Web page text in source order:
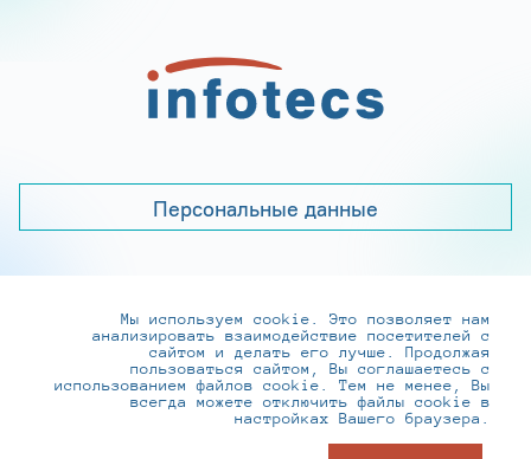
Персональные данные
+7 (495) 737-6192, 8-800-250-0-260
practice@infotecs.ru,hr@infotecs.ru
127273, г. Москва, Отрадная ул., 2Б строение 1
Мы используем cookie. Это позволяет нам
анализировать взаимодействие посетителей с
сайтом и делать его лучше. Продолжая
пользоваться сайтом, Вы соглашаетесь с
использованием файлов cookie. Тем не менее, Вы
всегда можете отключить файлы cookie в
настройках Вашего браузера.